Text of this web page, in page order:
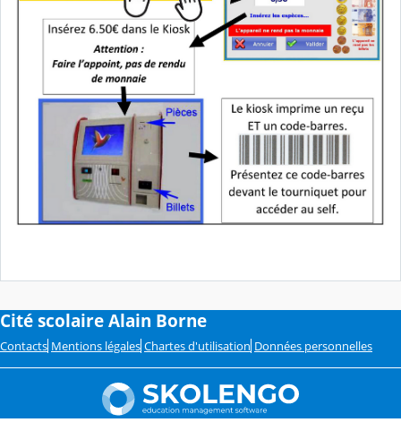
Cité scolaire Alain Borne
Contacts Mentions légales Chartes d'utilisation Données personnelles